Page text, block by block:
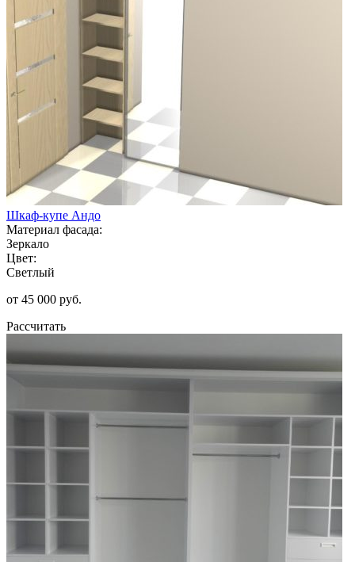
Шкаф-купе Андо
Материал фасада:
Зеркало
Цвет:
Светлый
от 45 000 руб.
Рассчитать